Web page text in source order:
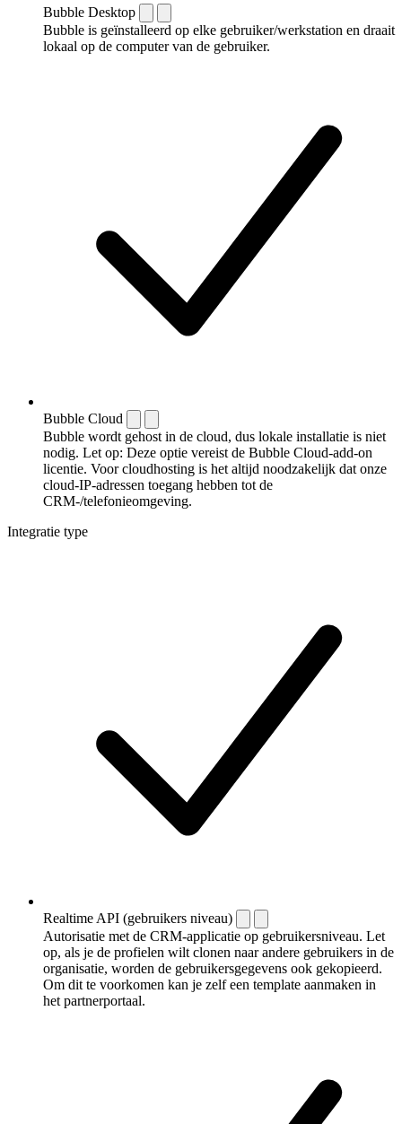
Bubble Desktop
Bubble is geïnstalleerd op elke gebruiker/werkstation en draait
lokaal op de computer van de gebruiker.
Bubble Cloud
Bubble wordt gehost in de cloud, dus lokale installatie is niet
nodig. Let op: Deze optie vereist de Bubble Cloud-add-on
licentie. Voor cloudhosting is het altijd noodzakelijk dat onze
cloud-IP-adressen toegang hebben tot de
CRM-/telefonieomgeving.
Integratie type
Realtime API (gebruikers niveau)
Autorisatie met de CRM-applicatie op gebruikersniveau. Let
op, als je de profielen wilt clonen naar andere gebruikers in de
organisatie, worden de gebruikersgegevens ook gekopieerd.
Om dit te voorkomen kan je zelf een template aanmaken in
het partnerportaal.